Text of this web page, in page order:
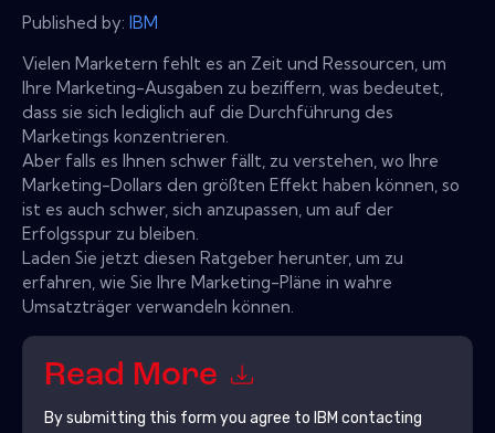
Published by: IBM
Vielen Marketern fehlt es an Zeit und Ressourcen, um
Ihre Marketing-Ausgaben zu beziffern, was bedeutet,
dass sie sich lediglich auf die Durchführung des
Marketings konzentrieren.
Aber falls es Ihnen schwer fällt, zu verstehen, wo Ihre
Marketing-Dollars den größten Effekt haben können, so
ist es auch schwer, sich anzupassen, um auf der
Erfolgsspur zu bleiben.
Laden Sie jetzt diesen Ratgeber herunter, um zu
erfahren, wie Sie Ihre Marketing-Pläne in wahre
Umsatzträger verwandeln können.
Read More
By submitting this form you agree to IBM contacting